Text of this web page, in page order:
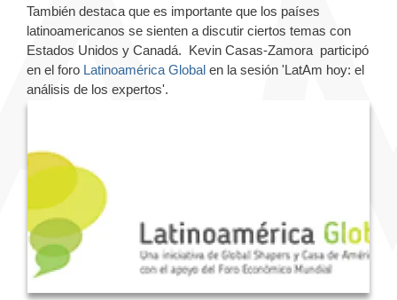
También destaca que es importante que los países
latinoamericanos se sienten a discutir ciertos temas con
Estados Unidos y Canadá. Kevin Casas-Zamora participó
en el foro Latinoamérica Global en la sesión 'LatAm hoy: el
análisis de los expertos'.